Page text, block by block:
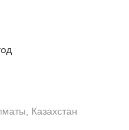
Казахстан